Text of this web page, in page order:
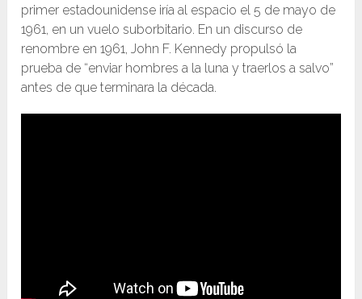
primer estadounidense iría al espacio el 5 de mayo de
1961, en un vuelo suborbitario. En un discurso de
renombre en 1961, John F. Kennedy propulsó la
prueba de “enviar hombres a la luna y traerlos a salvo”
antes de que terminara la década.